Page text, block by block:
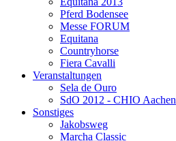
Pferd Bodensee
Messe FORUM
Equitana
Countryhorse
Fiera Cavalli
Veranstaltungen
Sela de Ouro
SdO 2012 - CHIO Aachen
Sonstiges
Jakobsweg
Marcha Classic